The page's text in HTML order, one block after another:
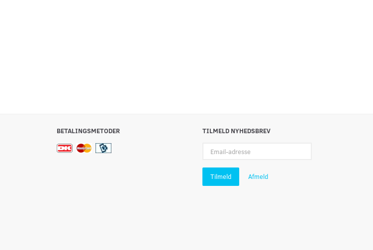
BETALINGSMETODER
TILMELD NYHEDSBREV
adresse
Tilmeld Afmeld